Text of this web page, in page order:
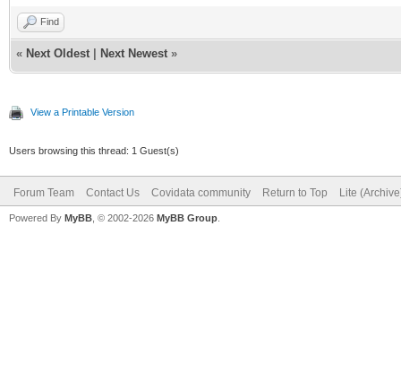
Find
« Next Oldest Next Newest »
View a Printable Version
Users browsing this thread: 1 Guest(s)
Forum Team Contact Us Covidata community Return to Top Lite
Powered By MyBB , © 2002-2026 MyBB Group